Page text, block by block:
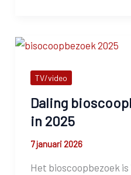
in
TV/video
Daling
in 2025
7 januari 2026
Het bioscoopbezoek is